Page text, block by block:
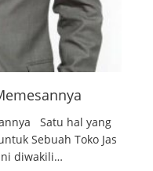
Satu hal yang
Sebuah Toko Jas
diwakili…